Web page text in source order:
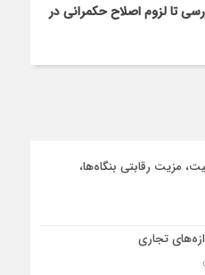
تا لزوم اصلاح حکمرانی در
مزیت رقابتی بنگاه‌ها،
تجاری